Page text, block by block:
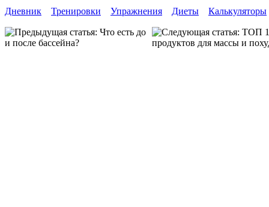
Дневник
Тренировки Упражнения Диеты Калькуляторы